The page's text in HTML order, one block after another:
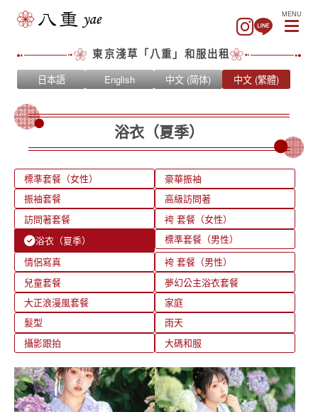
東京淺草「八重」和服出租
日本語 English 中文 (简体) 中文 (繁體)
MENU
浴衣（夏季）
標準套餐（女性）
豪華振袖
振袖套餐
高級訪問著
訪問著套餐
袴 套餐（女性）
浴衣（夏季）
標準套餐（男性）
情侶寫真
袴 套餐（男性）
兒童套餐
夢幻公主浴衣套餐
大正浪漫風套餐
家庭
髮型
雨天
攝影跟拍
大碼和服